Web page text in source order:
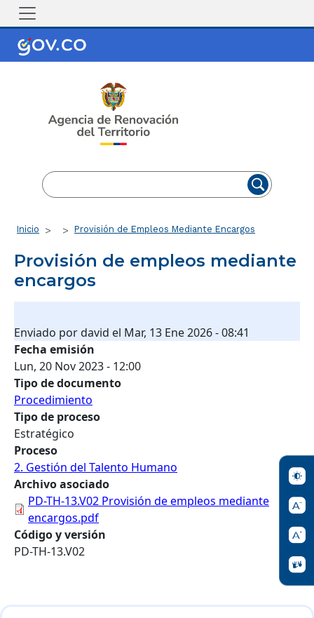
Pasar al contenido principal
Ruta de navegación
Inicio Provisión de Empleos Mediante Encargos
Provisión de empleos mediante
encargos
Enviado pordavid el Mar, 13 Ene 2026 - 08:41
Fecha emisión
Lun, 20 Nov 2023 - 12:00
Tipo de documento
Procedimiento
Tipo de proceso
Estratégico
Proceso
2. Gestión del Talento Humano
Archivo asociado
PD-TH-13.V02 Provisión de empleos mediante
encargos.pdf
Código y versión
PD-TH-13.V02